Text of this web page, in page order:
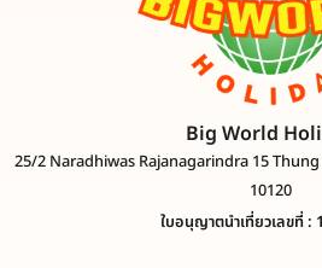
Big World
25/2 Naradhiwas Rajanagarindra 15
10120
ใบอนุญาตนำเที่ยวเลขที่ :